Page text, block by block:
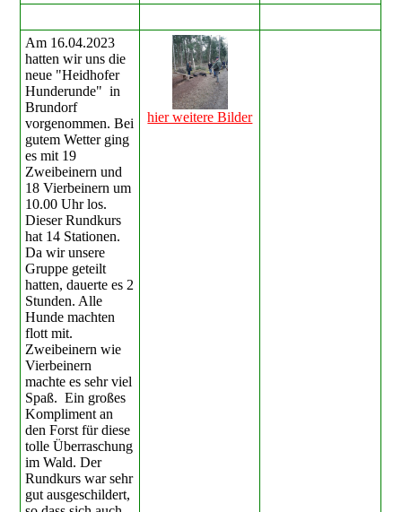
Am 16.04.2023
hatten wir uns die
neue "Heidhofer
Hunderunde" in
Brundorf
vorgenommen. Bei
gutem Wetter ging
es mit 19
Zweibeinern und
18 Vierbeinern um
10.00 Uhr los.
Dieser Rundkurs
hat 14 Stationen.
Da wir unsere
Gruppe geteilt
hatten, dauerte es 2
Stunden. Alle
Hunde machten
flott mit.
Zweibeinern wie
Vierbeinern
machte es sehr viel
Spaß. Ein großes
Kompliment an
den Forst für diese
tolle Überraschung
im Wald. Der
Rundkurs war sehr
gut ausgeschildert,
hier weitere Bilder